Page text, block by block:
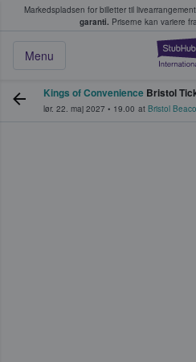
Markedspladsen for billetter til
garanti. Priserne kan variere
Menu
køber og sælger
Kings of Convenience Bristol
lør. 22. maj 2027 • 19.00 at Bristol